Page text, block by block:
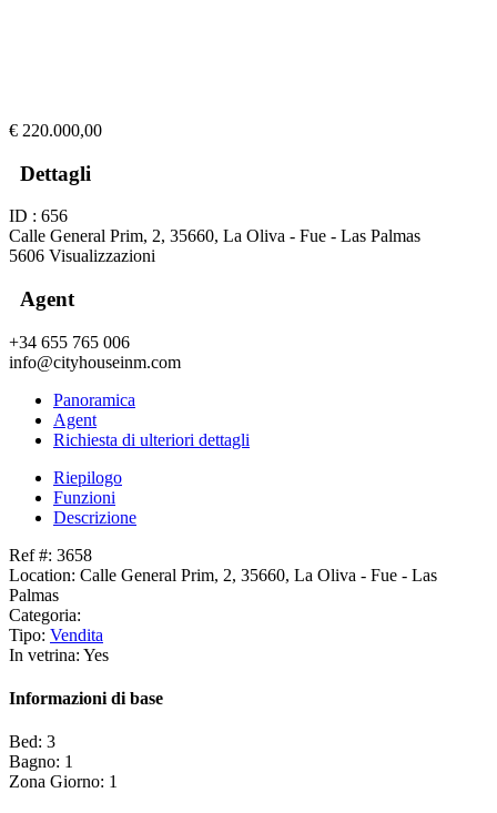
€ 220.000,00
Dettagli
ID : 656
Calle General Prim, 2, 35660, La Oliva - Fue - Las Palmas
5606 Visualizzazioni
Agent
+34 655 765 006
info@cityhouseinm.com
Panoramica
Agent
Richiesta di ulteriori dettagli
Riepilogo
Funzioni
Descrizione
Ref #: 3658
Location: Calle General Prim, 2, 35660, La Oliva - Fue - Las
Palmas
Categoria:
Tipo: Vendita
In vetrina: Yes
Informazioni di base
Bed: 3
Bagno: 1
Zona Giorno: 1